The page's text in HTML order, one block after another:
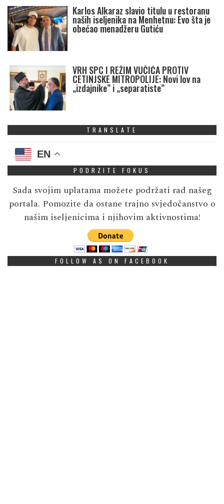
Karlos Alkaraz slavio titulu u restoranu
naših iseljenika na Menhetnu: Evo šta je
obećao menadžeru Gutiću
VRH SPC I REŽIM VUČIĆA PROTIV
CETINJSKE MITROPOLIJE: Novi lov na
„izdajnike” i „separatiste”
TRANSLATE
EN
PODRZITE FOKUS
Sada svojim uplatama možete podržati rad našeg
portala. Pomozite da ostane trajno svjedočanstvo o
našim iseljenicima i njihovim aktivnostima!
FOLLOW AS ON FACEBOOK